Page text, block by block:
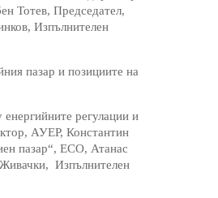
Тотев, Председател,
Изпълнителен
пазар и позициите на
регулации и
АУЕР, Константин
пазар“, ЕСО, Атанас
Изпълнителен